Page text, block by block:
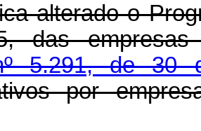
alterado o
das
5.291, de 30
por